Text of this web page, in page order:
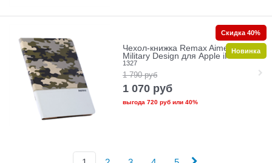
Чехол-книжка Remax Aimer Series
Military Design для Apple iPad Air 2
1327
1 790 руб
1 070 руб
выгода 720 рубили 40%
Скидка 40%
Новинка